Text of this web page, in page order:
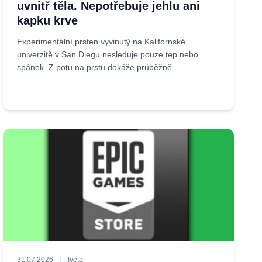
uvnitř těla. Nepotřebuje jehlu ani
kapku krve
Experimentální prsten vyvinutý na Kalifornské
univerzitě v San Diegu nesleduje pouze tep nebo
spánek. Z potu na prstu dokáže průběžně...
31.07.2026 Iveta